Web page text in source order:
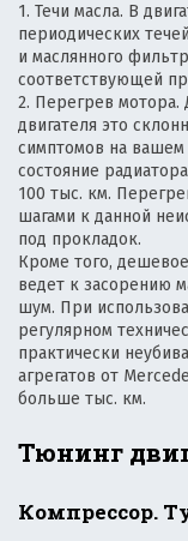
1. Течи масла. В
периодических
и маслянного
соответствующей
2. Перегрев мотора.
двигателя это
симптомов на
состояние
100 тыс. км.
шагами к данной
под прокладок.
Кроме того,
ведет к засорению
шум. При
регулярном
практически
агрегатов от
больше тыс. км.
Тюнинг
Компрессор.